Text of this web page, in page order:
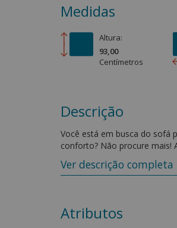
Medidas
Altura:
93,00
Centímetros
Descrição
Você está em busca do sofá
conforto? Não procure mais!
melhores técnicas de
corpo, enquanto a estrutura
assento excepcional.
Ver descrição completa
Atributos